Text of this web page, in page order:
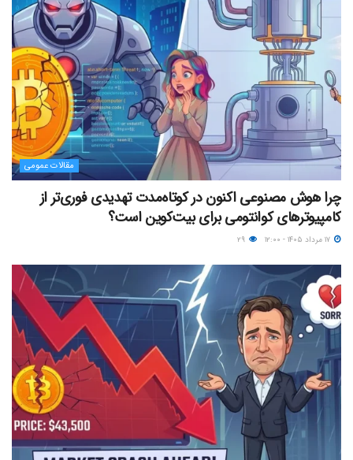
مقالات عمومی
چرا هوش مصنوعی اکنون در کوتاه‌مدت تهدیدی فوری‌تر از
کامپیوترهای کوانتومی برای بیت‌کوین است؟